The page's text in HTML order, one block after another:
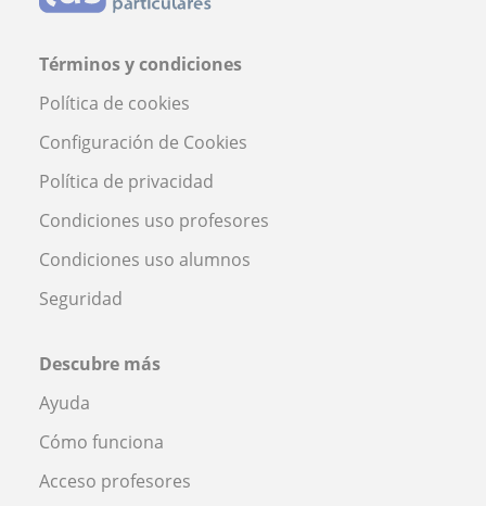
Términos y condiciones
Política de cookies
Configuración de Cookies
Política de privacidad
Condiciones uso profesores
Condiciones uso alumnos
Seguridad
Descubre más
Ayuda
Cómo funciona
Acceso profesores